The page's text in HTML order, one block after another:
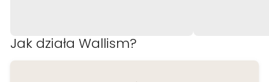
Jak działa Wallism?